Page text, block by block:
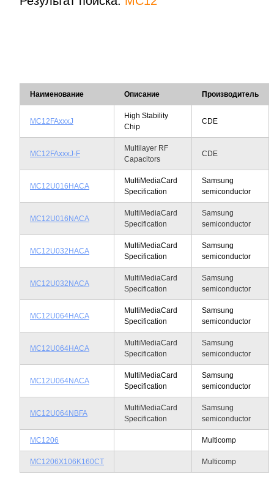
Наименование Описание Производитель
MC12FAxxxJ
High Stability
Chip
CDE
MC12FAxxxJ-F
Multilayer RF
Capacitors
CDE
MC12U016HACA
MultiMediaCard
Specification
Samsung
semiconductor
MC12U016NACA
MultiMediaCard
Specification
Samsung
semiconductor
MC12U032HACA
MultiMediaCard
Specification
Samsung
semiconductor
MC12U032NACA
MultiMediaCard
Specification
Samsung
semiconductor
MC12U064HACA
MultiMediaCard
Specification
Samsung
semiconductor
MC12U064HACA
MultiMediaCard
Specification
Samsung
semiconductor
MC12U064NACA
MultiMediaCard
Specification
Samsung
semiconductor
MC12U064NBFA
MultiMediaCard
Specification
Samsung
semiconductor
MC1206 Multicomp
MC1206X106K160CT Multicomp